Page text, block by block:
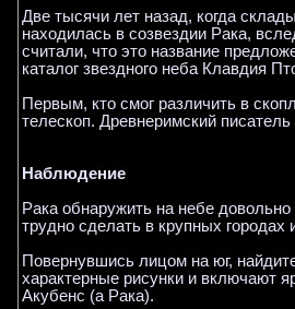
Две тысячи лет назад, когда
находилась в созвездии Рака,
считали, что это название
каталог звездного неба Клавдия
Первым, кто смог различить в
телескоп. Древнеримский
Наблюдение
Рака обнаружить на небе
трудно сделать в крупных городах
Повернувшись лицом на юг,
характерные рисунки и включают
Акубенс (а Рака).